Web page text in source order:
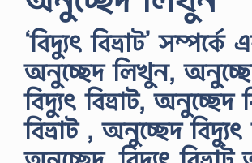
‘বিদ্যুৎ বিভ্রাট’ সম্পর্কে
অনুচ্ছেদ লিখুন,
বিদ্যুৎ বিভ্রাট, অনুচ্ছেদ
বিভ্রাট , অনুচ্ছেদ বিদ্যুৎ